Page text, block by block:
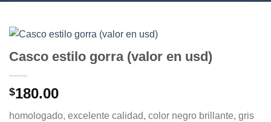
Casco estilo gorra (valor en usd)
$180.00
homologado, excelente calidad, color negro brillante, gris